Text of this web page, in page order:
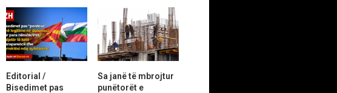
Editorial /
Bisedimet pas
Sa janë të mbrojtur
punëtorët e